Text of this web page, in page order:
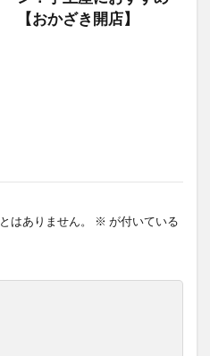
【おかざき開店】
はありません。 ※ が付いている